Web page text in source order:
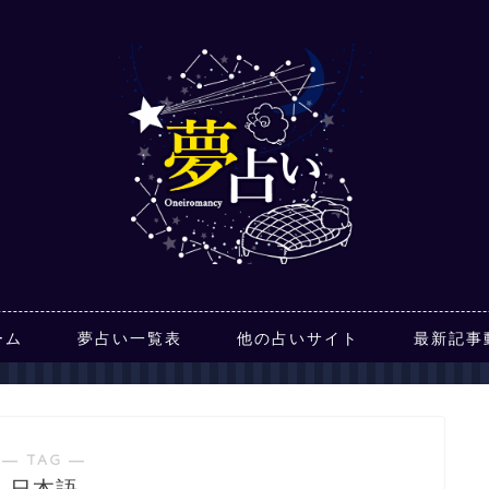
ム 夢占い一覧表 他の占いサイト 最新記事
― TAG ―